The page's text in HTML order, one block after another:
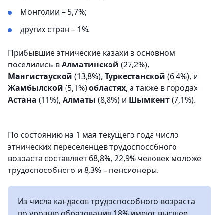
Монголии – 5,7%;
других стран – 1%.
Прибывшие этнические казахи в основном
поселились вАлматинской (27,2%),
Мангистауской (13,8%), Туркестанской (6,4%), и
Жамбылской (5,1%)областях, а также в городах
Астана (11%), Алматы (8,8%) и Шымкент(7,1%).
По состоянию на 1 мая текущего года число
этнических переселенцев трудоспособного
возраста составляет 68,8%, 22,9% человек моложе
трудоспособного и 8,3% – пенсионеры.
Из числа кандасов трудоспособного возраста